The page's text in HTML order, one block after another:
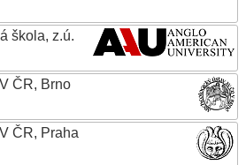
škola, z.ú.
ČR, Brno
ČR, Praha